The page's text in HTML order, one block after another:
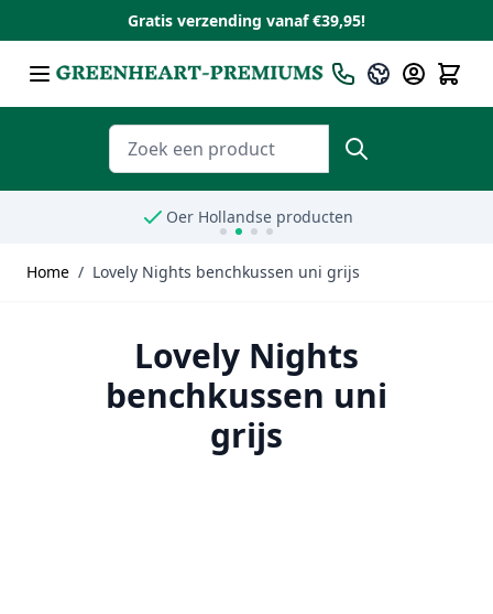
Gratis verzending vanaf €39,95!
Taal
Nederlands
Zoeken
Oer Hollandse producten
Home / Lovely Nights benchkussen uni grijs
Lovely Nights
benchkussen uni
grijs